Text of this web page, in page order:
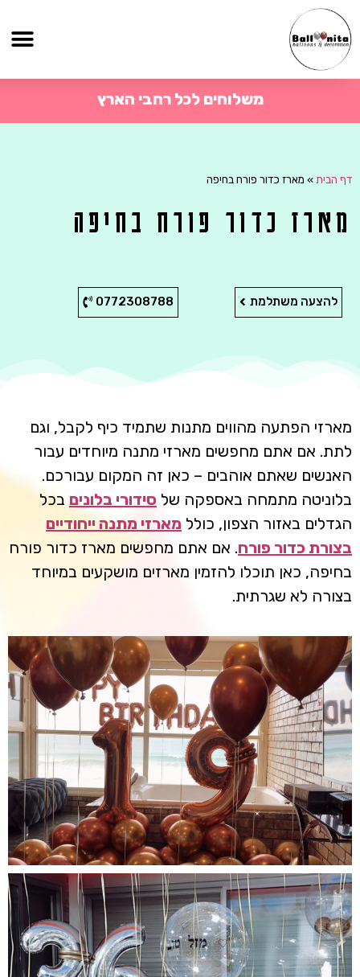
משלוחים לכל רחבי הארץ
דף הבית» מארז כדור פורח בחיפה
מארז כדור פורח בחיפה
להצעה משתלמת 0772308788
מארזי הפתעה מהווים מתנות שתמיד כיף לקבל, וגם
לתת. אם אתם מחפשים מארזי מתנה מיוחדים עבור
האנשים שאתם אוהבים – כאן זה המקום עבורכם.
בלוניטה מתמחה באספקה של סידורי בלוניםבכל
הגדלים באזור הצפון, כולל מארזי מתנה ייחודיים
בצורת כדור פורח. אם אתם מחפשים מארז כדור פורח
בחיפה, כאן תוכלו להזמין מארזים מושקעים במיוחד
בצורה לא שגרתית.